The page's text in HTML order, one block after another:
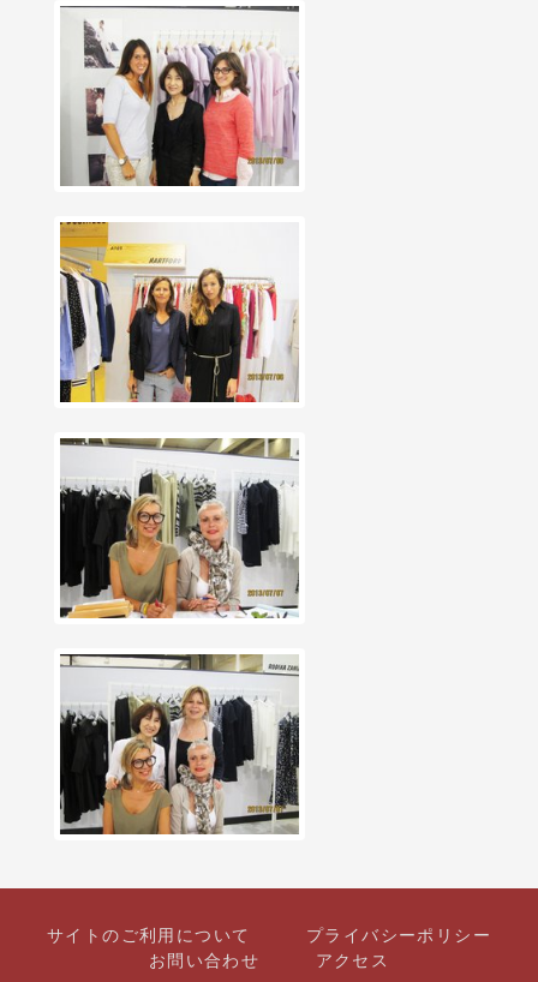
サイトのご利用について
プライバシーポリシー
お問い合わせ
アクセス